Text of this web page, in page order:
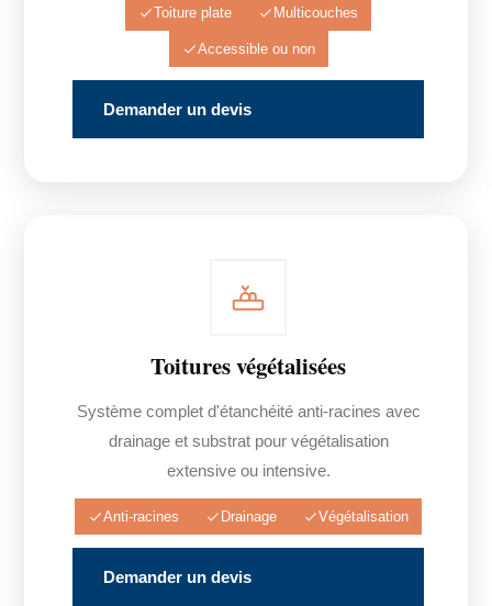
Toiture plate Multicouches
Accessible ou non
Demander un devis
Toitures végétalisées
Système complet d'étanchéité anti-racines avec
drainage et substrat pour végétalisation
extensive ou intensive.
Anti-racines Drainage Végétalisation
Demander un devis